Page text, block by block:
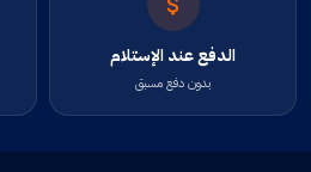
الدفع عند الإستلام
بدون دفع مسبق